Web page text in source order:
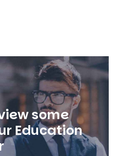
some
Education